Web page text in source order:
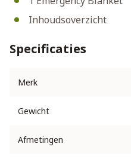
Inhoudsoverzicht
Specificaties
Merk
Gewicht
Afmetingen